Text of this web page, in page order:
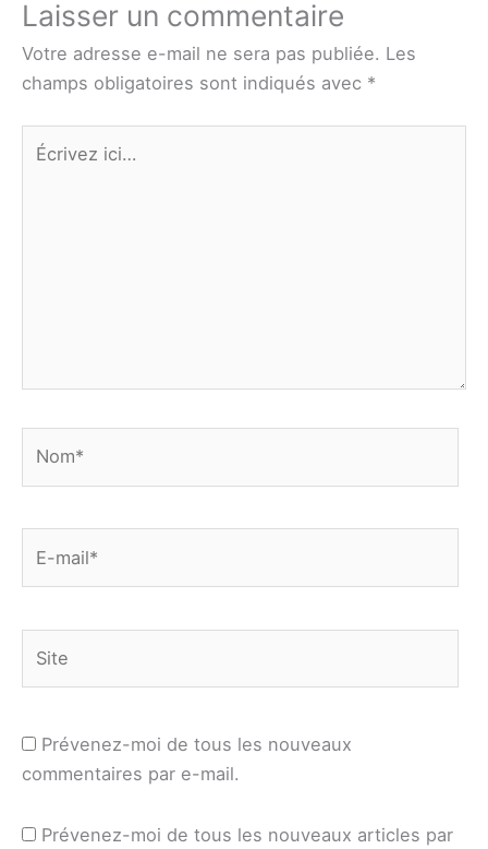
Laisser un commentaire
Votre adresse e-mail ne sera pas publiée. Les
champs obligatoires sont indiqués avec *
Écrivez
ici…
mail*
Prévenez-moi de tous les nouveaux
commentaires par e-mail.
Prévenez-moi de tous les nouveaux articles par